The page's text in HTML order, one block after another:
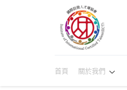
首頁 關於我們